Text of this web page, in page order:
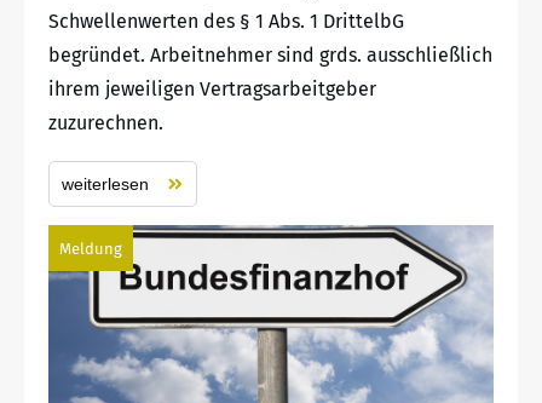
Schwellenwerten des § 1 Abs. 1 DrittelbG
begründet. Arbeitnehmer sind grds. ausschließlich
ihrem jeweiligen Vertragsarbeitgeber
zuzurechnen.
weiterlesen
Meldung